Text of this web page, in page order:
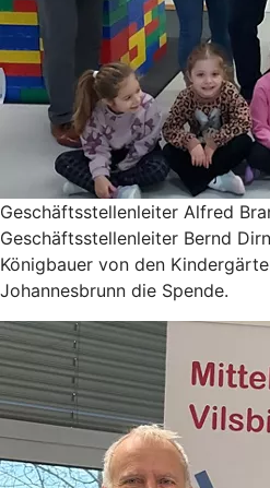
Geschäftsstellenleiter Alfred
Geschäftsstellenleiter Bernd
Königbauer von den
Johannesbrunn die Spende.